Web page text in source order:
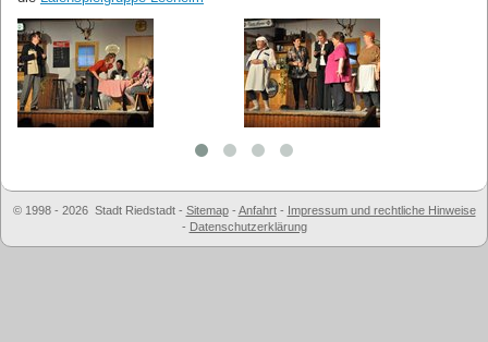
© 1998 - 2026 Stadt Riedstadt - Sitemap- Anfahrt- Impressum und rechtliche Hinweise
- Datenschutzerklärung